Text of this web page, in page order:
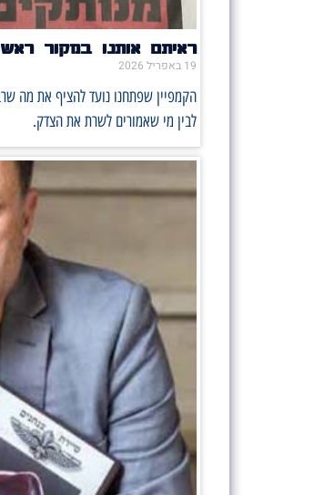
ראיתם אותנו במקור
19 באפריל 2026
הקמפיין שפתחנו נועד להציף את מה
לבין מי שאמורים לשרת את הצדק.